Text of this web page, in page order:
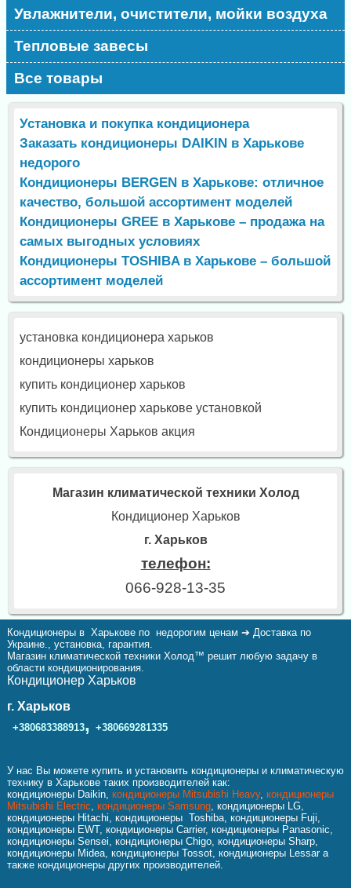
Увлажнители, очистители, мойки воздуха
Тепловые завесы
Все товары
Установка и покупка кондиционера
Заказать кондиционеры DAIKIN в Харькове
недорого
Кондиционеры BERGEN в Харькове: отличное
качество, большой ассортимент моделей
Кондиционеры GREE в Харькове – продажа на
самых выгодных условиях
Кондиционеры TOSHIBA в Харькове – большой
ассортимент моделей
установка кондиционера харьков
кондиционеры харьков
купить кондиционер харьков
купить кондиционер харькове установкой
Кондиционеры Харьков акция
Магазин климатической техники Холод
Кондиционер Харьков
г. Харьков
телефон:
066-928-13-35
Кондиционеры в Харькове по недорогим ценам ➔ Доставка по
Украине., установка, гарантия.
Магазин климатической техники Холод™ решит любую задачу в
области кондиционирования.
Кондиционер Харьков
г. Харьков
+380683388913, +380669281335
У нас Вы можете купить и установить кондиционеры и климатическую
технику в Харькове таких производителей как:
кондиционеры Daikin, кондиционеры Mitsubishi Heavy, кондиционеры
Mitsubishi Electric, кондиционеры Samsung, кондиционеры LG,
кондиционеры Hitachi, кондиционеры Toshiba, кондиционеры Fuji,
кондиционеры EWT, кондиционеры Carrier, кондиционеры Panasonic,
кондиционеры Sensei, кондиционеры Chigo, кондиционеры Sharp,
кондиционеры Midea, кондиционеры Tossot, кондиционеры Lessar а
также кондиционеры других производителей.